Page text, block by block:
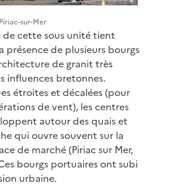
sur-Mer
cette sous unité tient
présence de plusieurs bourgs
de granit très
influences bretonnes.
étroites et décalées (pour
de vent), les centres
autour des quais et
qui ouvre souvent sur la
de marché (Piriac sur Mer,
bourgs portuaires ont subi
urbaine.